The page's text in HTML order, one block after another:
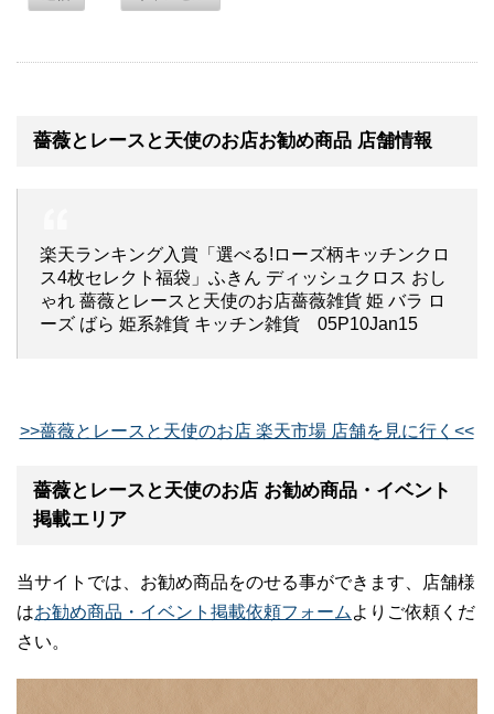
薔薇とレースと天使のお店お勧め商品 店舗情報
楽天ランキング入賞「選べる!ローズ柄キッチンクロ
ス4枚セレクト福袋」ふきん ディッシュクロス おし
ゃれ 薔薇とレースと天使のお店薔薇雑貨 姫 バラ ロ
ーズ ばら 姫系雑貨 キッチン雑貨 05P10Jan15
>>薔薇とレースと天使のお店 楽天市場 店舗を見に行く<<
薔薇とレースと天使のお店 お勧め商品・イベント
掲載エリア
当サイトでは、お勧め商品をのせる事ができます、店舗様
はお勧め商品・イベント掲載依頼フォーム よりご依頼くだ
さい。